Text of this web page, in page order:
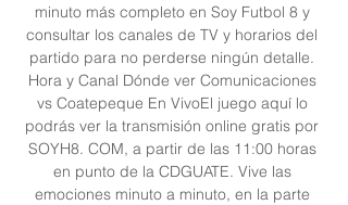
minuto más completo en Soy Futbol 8 y
consultar los canales de TV y horarios del
partido para no perderse ningún detalle.
Hora y Canal Dónde ver Comunicaciones
vs Coatepeque En VivoEl juego aquí lo
podrás ver la transmisión online gratis por
SOYH8. COM, a partir de las 11:00 horas
en punto de la CDGUATE. Vive las
emociones minuto a minuto, en la parte